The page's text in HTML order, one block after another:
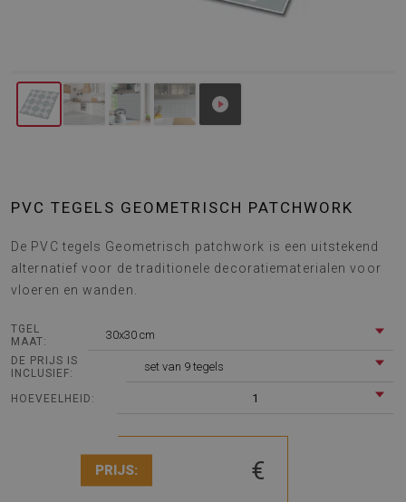
PVC TEGELS GEOMETRISCH PATCHWORK
De PVC tegels Geometrisch patchwork is een uitstekend
alternatief voor de traditionele decoratiematerialen voor
vloeren en wanden.
TGEL
MAAT:
30x30 cm
DE PRIJS IS
INCLUSIEF:
set van 9 tegels
HOEVEELHEID: 1
PRIJS: €